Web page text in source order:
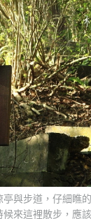
與步道，仔細瞧
來這裡散步，應